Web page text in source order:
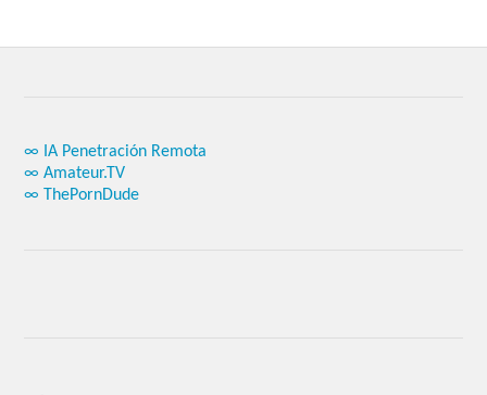
∞ IA Penetración Remota
∞ Amateur.TV
∞ ThePornDude